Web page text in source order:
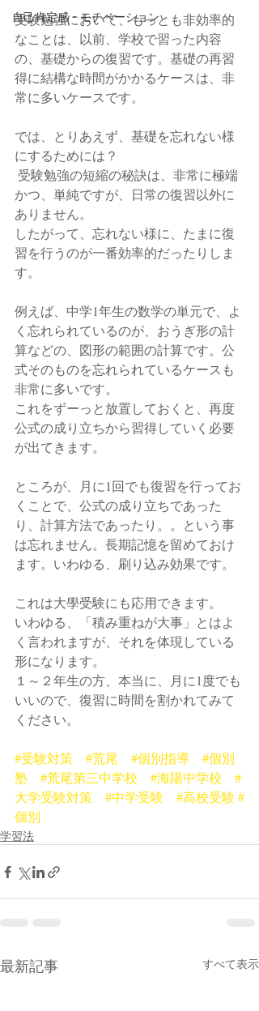
自己肯定感・モチベーション
受験勉強において、もっとも非効率的
なことは、以前、学校で習った内容
の、基礎からの復習です。基礎の再習
得に結構な時間がかかるケースは、非
常に多いケースです。
では、とりあえず、基礎を忘れない様
にするためには？
かつ、単純ですが、日常の復習以外に
ありません。
したがって、忘れない様に、たまに復
習を行うのが一番効率的だったりしま
す。
例えば、中学1年生の数学の単元で、よ
く忘れられているのが、おうぎ形の計
算などの、図形の範囲の計算です。公
式そのものを忘れられているケースも
非常に多いです。
これをずーっと放置しておくと、再度
公式の成り立ちから習得していく必要
が出てきます。
ところが、月に1回でも復習を行ってお
くことで、公式の成り立ちであった
り、計算方法であったり。。という事
は忘れません。長期記憶を留めておけ
ます。いわゆる、刷り込み効果です。
これは大學受験にも応用できます。
いわゆる、「積み重ねが大事」とはよ
く言われますが、それを体現している
形になります。
１～２年生の方、本当に、月に1度でも
いいので、復習に時間を割かれてみて
ください。
#受験対策 #荒尾 #個別指導
#個別
塾
#荒尾第三中学校 #海陽中学校
#
大学受験対策
#中学受験 #高校受験 #
個別
学習法
最新記事 すべて表示